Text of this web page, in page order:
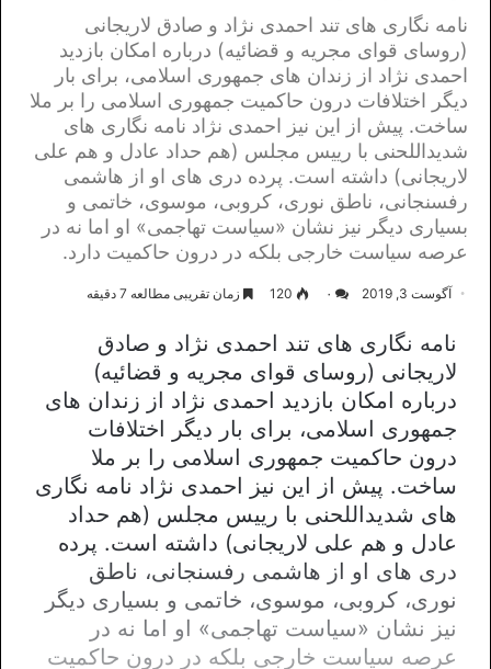
نامه نگاری های تند احمدی نژاد و صادق لاریجانی
(روسای قوای مجریه و قضائیه) درباره امکان بازدید
احمدی نژاد از زندان های جمهوری اسلامی، برای بار
دیگر اختلافات درون حاکمیت جمهوری اسلامی را بر ملا
ساخت. پیش از این نیز احمدی نژاد نامه نگاری های
شدیداللحنی با رییس مجلس (هم حداد عادل و هم علی
لاریجانی) داشته است. پرده دری های او از هاشمی
رفسنجانی، ناطق نوری، کروبی، موسوی، خاتمی و
بسیاری دیگر نیز نشان «سیاست تهاجمی» او اما نه در
عرصه سیاست خارجی بلکه در درون حاکمیت دارد.
آگوست 3, 2019 ۰ 120 زمان تقریبی مطالعه 7 دقیقه
نامه نگاری های تند احمدی نژاد و صادق
لاریجانی (روسای قوای مجریه و قضائیه)
درباره امکان بازدید احمدی نژاد از زندان های
جمهوری اسلامی، برای بار دیگر اختلافات
درون حاکمیت جمهوری اسلامی را بر ملا
ساخت. پیش از این نیز احمدی نژاد نامه نگاری
های شدیداللحنی با رییس مجلس (هم حداد
عادل و هم علی لاریجانی) داشته است. پرده
دری های او از هاشمی رفسنجانی، ناطق
نوری، کروبی، موسوی، خاتمی و بسیاری دیگر
نیز نشان «سیاست تهاجمی» او اما نه در
عرصه سیاست خارجی بلکه در درون حاکمیت